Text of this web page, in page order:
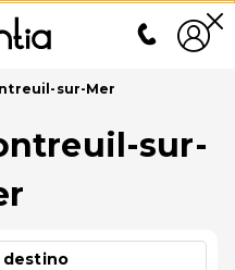
sur-Mer
sur-
destino